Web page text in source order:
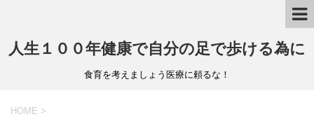
人生１００年健康で自分の足で歩ける為に
食育を考えましょう医療に頼るな！
HOME >